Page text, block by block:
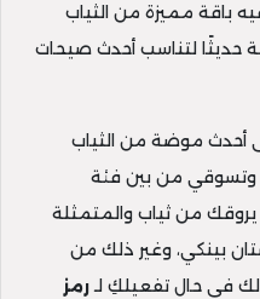
باقة مميزة من الثياب
حديثًا لتناسب أحدث صيحات
أحدث موضة من الثياب
وتسوقي من بين فئة
من ثياب والمتمثلة
بينكي، وغير ذلك من
في حال تفعيلكِ لـرمز